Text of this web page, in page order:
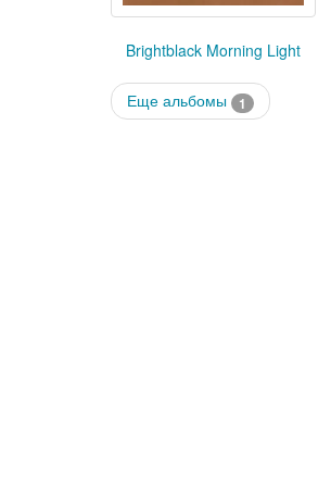
Brightblack Morning Light
Еще альбомы 1